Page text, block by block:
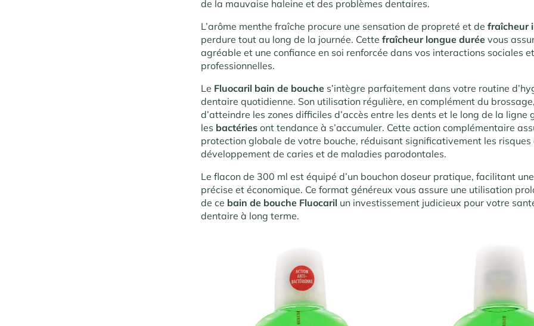
de la mauvaise haleine et des problèmes dentaires.
L’arôme menthe fraîche procure une sensation de propreté et defraîcheur
perdure tout au long de la journée. Cettefraîcheur longue durée vous
agréable et une confiance en soi renforcée dans vos interactions sociales et
professionnelles.
Le Fluocaril bain de bouche s’intègre parfaitement dans votre routine
dentaire quotidienne. Son utilisation régulière, en complément du
d’atteindre les zones difficiles d’accès entre les dents et le long de la ligne
les bactériesont tendance à s’accumuler. Cette action complémentaire
protection globale de votre bouche, réduisant significativement les risques
développement de caries et de maladies parodontales.
Le flacon de 300 ml est équipé d’un bouchon doseur pratique, facilitant
précise et économique. Ce format généreux vous assure une utilisation
de ce bain de bouche Fluocaril un investissement judicieux pour votre
dentaire à long terme.